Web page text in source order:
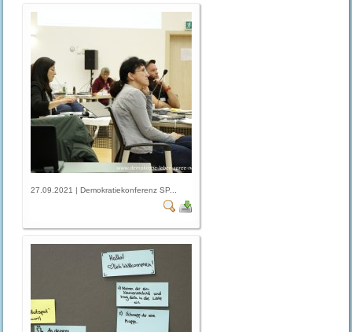
27.09.2021 | Demokratiekonferenz SP...